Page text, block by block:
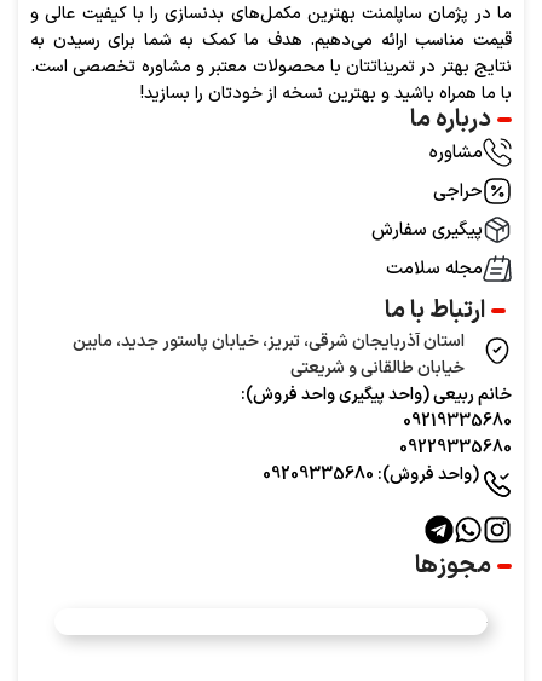
ما در پژمان ساپلمنت بهترین مکمل‌های بدنسازی را با کیفیت عالی و
قیمت مناسب ارائه می‌دهیم. هدف ما کمک به شما برای رسیدن به
نتایج بهتر در تمریناتتان با محصولات معتبر و مشاوره تخصصی است.
با ما همراه باشید و بهترین نسخه از خودتان را بسازید!
درباره ما
مشاوره
حراجی
پیگیری سفارش
مجله سلامت
ارتباط با ما
استان آذربایجان شرقی، تبریز، خیابان پاستور جدید، مابین
خیابان طالقانی و شریعتی
خانم ربیعی (واحد‌ پیگیری واحد فروش):
09219335680
09229335680
(واحد فروش): 09209335680
مجوزها